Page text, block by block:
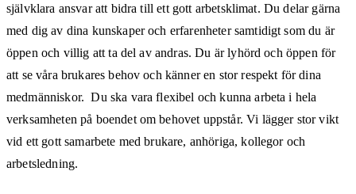
självklara ansvar att bidra till ett gott arbetsklimat. Du delar gärna
med dig av dina kunskaper och erfarenheter samtidigt som du är
öppen och villig att ta del av andras. Du är lyhörd och öppen för
att se våra brukares behov och känner en stor respekt för dina
medmänniskor. Du ska vara flexibel och kunna arbeta i hela
verksamheten på boendet om behovet uppstår. Vi lägger stor vikt
vid ett gott samarbete med brukare, anhöriga, kollegor och
arbetsledning.